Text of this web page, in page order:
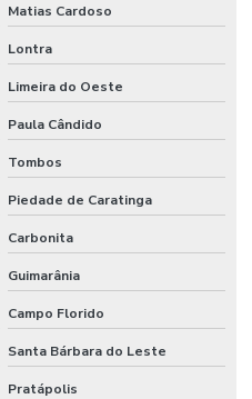
Matias Cardoso
Lontra
Limeira do Oeste
Paula Cândido
Tombos
Piedade de Caratinga
Carbonita
Guimarânia
Campo Florido
Santa Bárbara do Leste
Pratápolis